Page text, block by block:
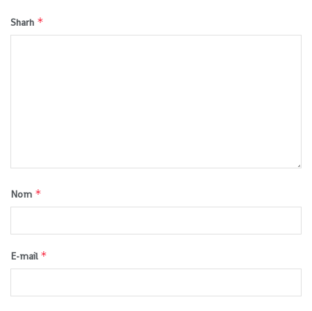
Sharh *
Nom *
E-mail *